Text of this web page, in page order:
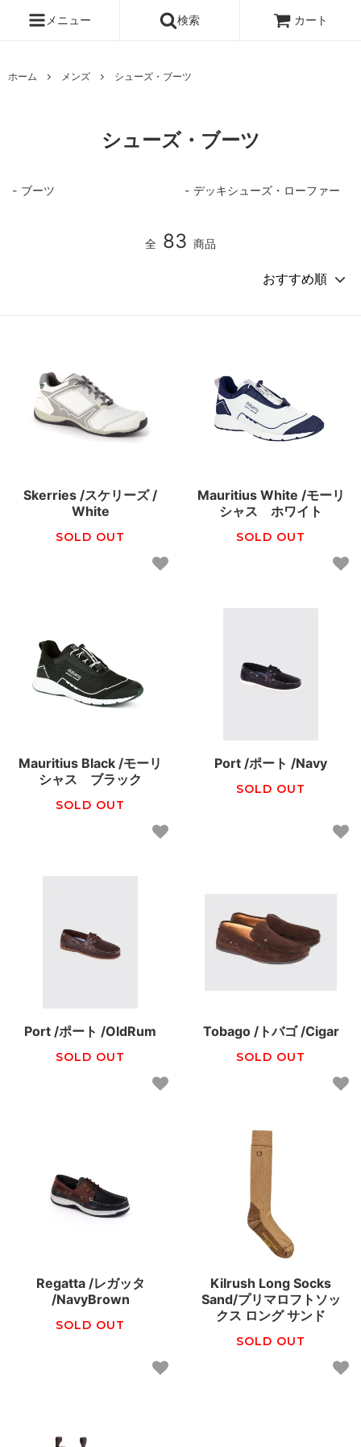
メニュー 検索 カート
ホーム メンズ シューズ・ブーツ
シューズ・ブーツ
ブーツ デッキシューズ・ローファー
全 83 商品
Skerries /スケリーズ /
White
SOLD OUT
Mauritius White /モーリ
シャス ホワイト
SOLD OUT
Mauritius Black /モーリ
シャス ブラック
SOLD OUT
Port /ポート /Navy
SOLD OUT
Port /ポート /OldRum
SOLD OUT
Tobago /トバゴ /Cigar
SOLD OUT
Regatta /レガッタ
/NavyBrown
SOLD OUT
Kilrush Long Socks
Sand/プリマロフトソッ
クス ロング サンド
SOLD OUT